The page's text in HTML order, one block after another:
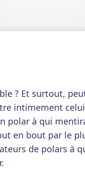
? Et surtout,
intimement
polar à qui
en bout par le
de polars à